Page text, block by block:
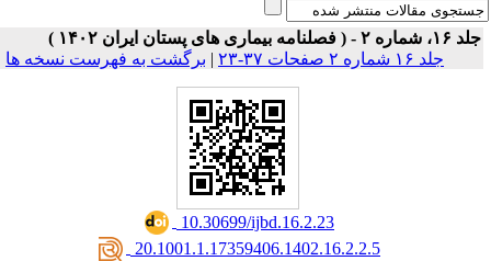
۲ - ( فصلنامه بیماری های پستان ایران ۱۴۰۲ )
جلد ۱۶ شماره ۲ صفحات ۳۷-۲۳
|برگشت به فهرست نسخه ها
‎ 10.30699/ijbd.16.2.23
‎ 20.1001.1.17359406.1402.16.2.2.5